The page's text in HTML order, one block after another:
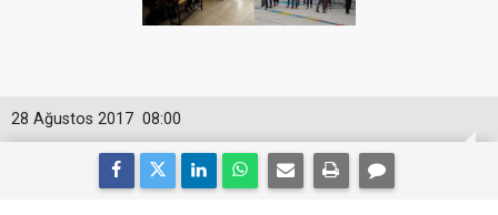
08:00
28 Ağustos 2017